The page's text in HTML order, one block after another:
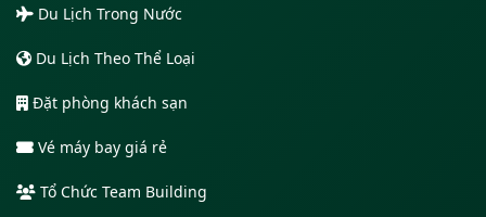
Du Lịch Trong Nước
Du Lịch Theo Thể Loại
Đặt phòng khách sạn
Vé máy bay giá rẻ
Tổ Chức Team Building